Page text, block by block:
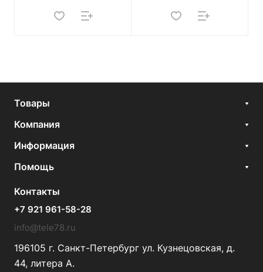
Товары
Компания
Информация
Помощь
Контакты
+7 921 961-58-28
info@tele78.ru
196105 г. Санкт-Петербург ул. Кузнецовская, д.
44, литера А.